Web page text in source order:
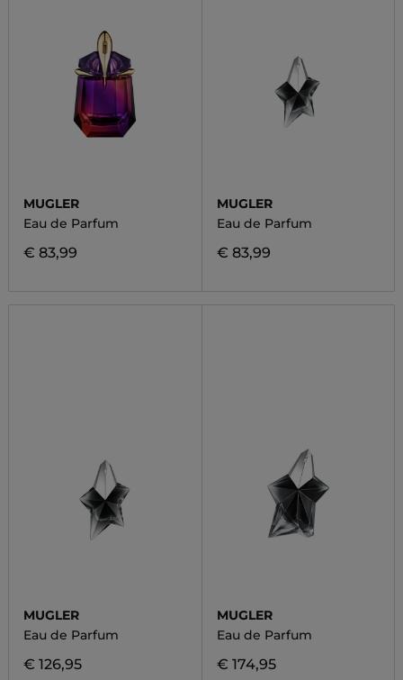
MUGLER
Eau de Parfum
€ 83,99
MUGLER
Eau de Parfum
€ 83,99
MUGLER
Eau de Parfum
€ 126,95
MUGLER
Eau de Parfum
€ 174,95